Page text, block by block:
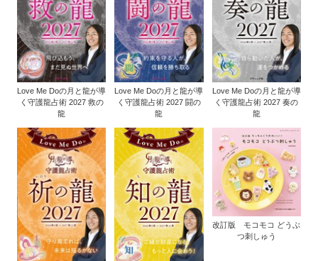
Love Me Doの月と龍が導
く守護龍占術 2027 救の
龍
Love Me Doの月と龍が導
く守護龍占術 2027 闘の
龍
Love Me Doの月と龍が導
く守護龍占術 2027 奏の
龍
改訂版 モコモコ どうぶ
つ刺しゅう